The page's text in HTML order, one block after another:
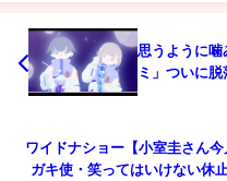
思うように
ミ」ついに脱
ワイドナショー【小室圭さん
ガキ使・笑ってはいけない休